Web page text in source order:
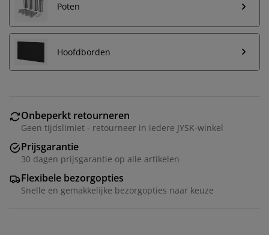
Poten
Hoofdborden
Onbeperkt retourneren
Geen tijdslimiet - retourneer in iedere JYSK-winkel
Prijsgarantie
30 dagen prijsgarantie op alle artikelen
Flexibele bezorgopties
Snelle en gemakkelijke bezorgopties naar keuze